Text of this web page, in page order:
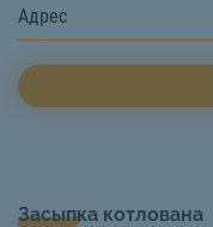
Засыпка котлована